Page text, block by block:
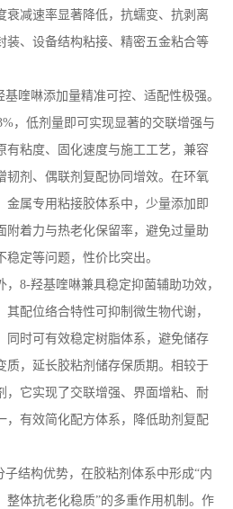
衰减速率显著降低，抗蠕变、抗剥离
装、设备结构粘接、精密五金粘合等
基喹啉添加量精准可控、适配性极强。
，低剂量即可实现显著的交联增强与
有粘度、固化速度与施工工艺，兼容
韧剂、偶联剂复配协同增效。在环氧
金属专用粘接胶体系中，少量添加即
附着力与热老化保留率，避免过量助
定等问题，性价比突出。
8-羟基喹啉兼具稳定抑菌辅助功效，
配位络合特性可抑制微生物代谢，
同时可有效稳定树脂体系，避免储存
质，延长胶粘剂储存保质期。相较于
，它实现了交联增强、界面增粘、耐
，有效简化配方体系，降低助剂复配
结构优势，在胶粘剂体系中形成“内
整体抗老化稳质”的多重作用机制。作